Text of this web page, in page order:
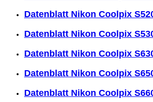
Datenblatt Nikon Coolpix
Datenblatt Nikon Coolpix
Datenblatt Nikon Coolpix
Datenblatt Nikon Coolpix
Datenblatt Nikon Coolpix